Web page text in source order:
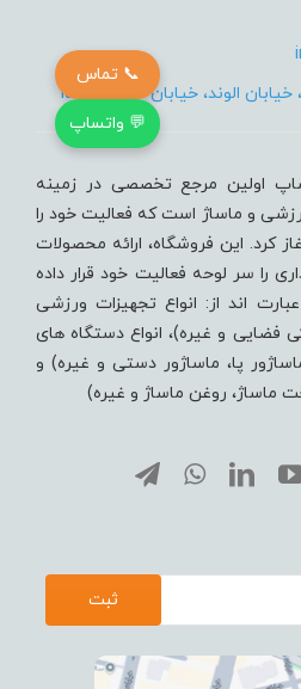
الوند، خیابان 35، پلاک 15
شاپ اولین مرجع تخصصی در زمینه
و ماساژ است که فعالیت خود را
4 مرداد ماه 1389 آغاز کرد. این فروشگاه، ارائه محصولات
را سر لوحه فعالیت خود قرار داده
اند از: انواع تجهیزات ورزشی
فضایی و غیره)، انواع دستگاه های
پا، ماساژور دستی و غیره) و
ماساژ، روغن ماساژ و غیره)
ثبت
📞 تماس
💬 واتساپ